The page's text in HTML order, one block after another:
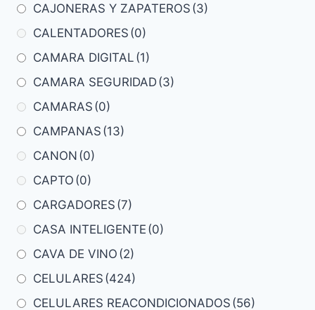
CAJONERAS Y ZAPATEROS (3)
CALENTADORES (0)
CAMARA DIGITAL (1)
CAMARA SEGURIDAD(3)
CAMARAS (0)
CAMPANAS (13)
CANON (0)
CAPTO (0)
CARGADORES (7)
CASA INTELIGENTE (0)
CAVA DE VINO (2)
CELULARES (424)
CELULARES REACONDICIONADOS (56)